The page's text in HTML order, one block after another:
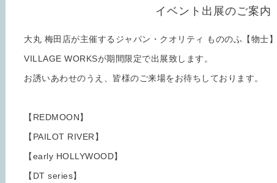
イベント出展のご案内
大丸 梅田店が主催するジャパン・クオリティ もののふ【物士
VILLAGE WORKSが期間限定で出展致します。
お誘いあわせのうえ、皆様のご来場をお待ちしております。
【REDMOON】
【PAILOT RIVER】
【early HOLLYWOOD】
【DT series】